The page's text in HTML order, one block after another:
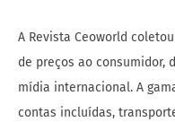
A Revista Ceoworld
de preços ao consumidor,
mídia internacional. A
contas incluídas,